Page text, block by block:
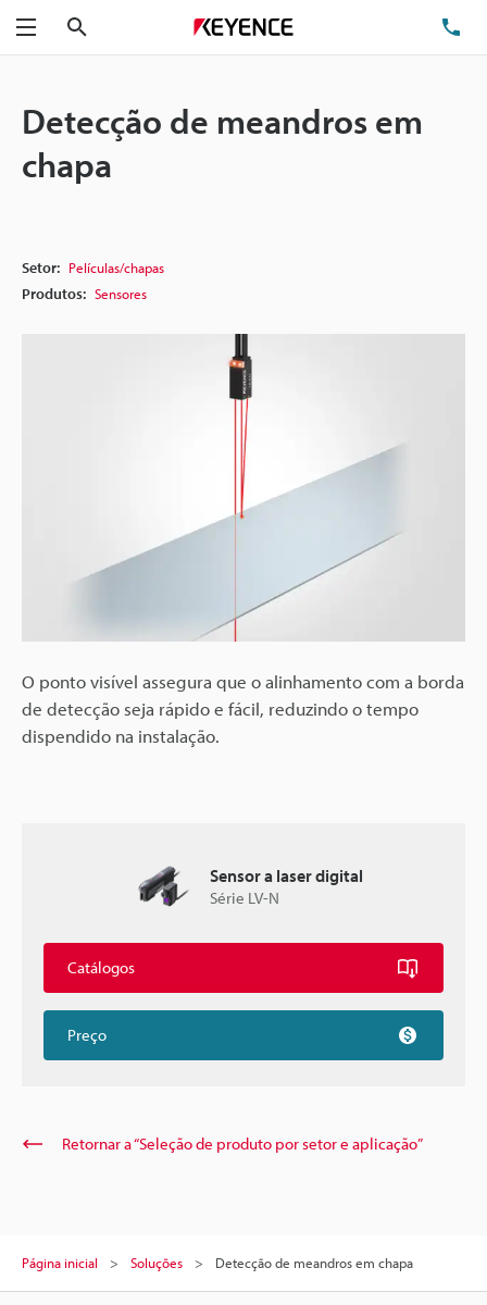
Menu
Detecção de meandros em
chapa
Setor: Películas/chapas
Produtos: Sensores
O ponto visível assegura que o alinhamento com a borda
de detecção seja rápido e fácil, reduzindo o tempo
dispendido na instalação.
Sensor a laser digital
Série LV-N
Catálogos
Preço
Retornar a “Seleção de produto por setor e aplicação”
Página inicial Soluções Detecção de meandros em chapa